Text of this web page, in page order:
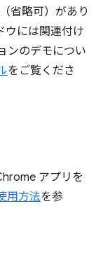
省略可）があり
ウには関連付け
ンのデモについ
をご覧くださ
アプリを
用方法を参